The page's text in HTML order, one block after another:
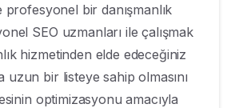
bir danışmanlık
SEO uzmanları ile çalışmak
hizmetinden elde edeceğiniz
uzun bir listeye sahip olmasını
optimizasyonu amacıyla